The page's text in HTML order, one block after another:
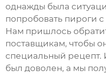
однажды была
попробовать пироги
Нам пришлось
поставщикам, чтобы
специальный рецепт.
был доволен, а мы